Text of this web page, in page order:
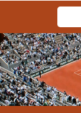
per: